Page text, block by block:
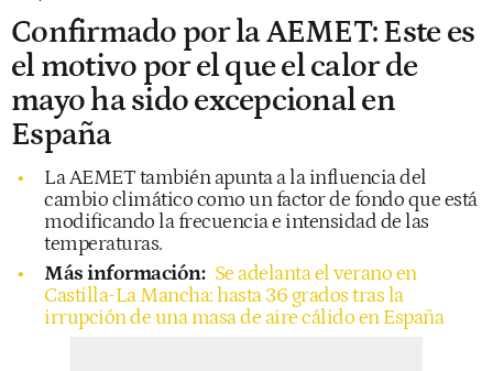
Confirmado por la AEMET: Este es
el motivo por el que el calor de
mayo ha sido excepcional en
España
La AEMET también apunta a la influencia del
cambio climático como un factor de fondo que está
modificando la frecuencia e intensidad de las
temperaturas.
Más información: Se adelanta el verano en
Castilla-La Mancha: hasta 36 grados tras la
irrupción de una masa de aire cálido en España